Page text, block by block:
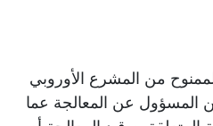
من المشرع الأوروبي
المسؤول عن المعالجة عما